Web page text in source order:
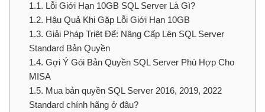
1.1. Lỗi Giới Hạn 10GB SQL Server Là Gì?
1.2. Hậu Quả Khi Gặp Lỗi Giới Hạn 10GB
1.3. Giải Pháp Triệt Để: Nâng Cấp Lên SQL Server
Standard Bản Quyền
1.4. Gợi Ý Gói Bản Quyền SQL Server Phù Hợp Cho
MISA
1.5. Mua bản quyền SQL Server 2016, 2019, 2022
Standard chính hãng ở đâu?